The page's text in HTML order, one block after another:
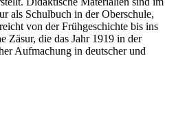
als Schulbuch in der Oberschule,
von der Frühgeschichte bis ins
Zäsur, die das Jahr 1919 in der
Aufmachung in deutscher und